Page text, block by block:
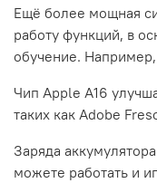
Ещё более мощная
работу функций, в
обучение. Например,
Чип Apple A16
таких как Adobe
Заряда
можете работать и